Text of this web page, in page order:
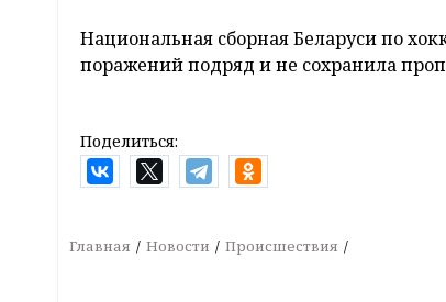
Национальная сборная Беларуси по
поражений подряд и не сохранила
Поделиться:
Главная Новости Происшествия